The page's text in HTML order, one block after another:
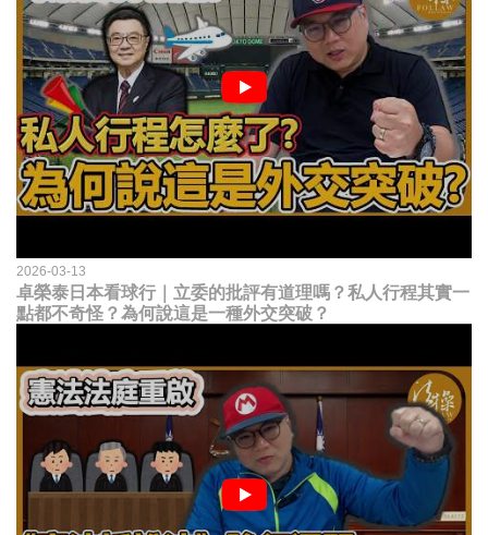
2026-03-13
卓榮泰日本看球行｜立委的批評有道理嗎？私人行程其實一
點都不奇怪？為何說這是一種外交突破？